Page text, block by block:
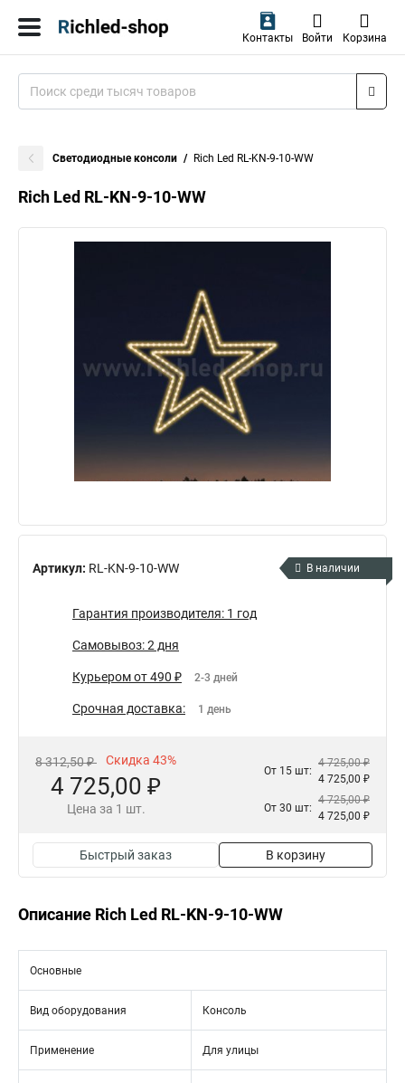
Контакты Войти Корзина
Светодиодные консоли Rich Led RL-KN-9-10-WW
Rich Led RL-KN-9-10-WW
Артикул: RL-KN-9-10-WW В наличии
Гарантия производителя: 1 год
Самовывоз: 2 дня
Курьером от 490 ₽ 2-3 дней
Срочная доставка: 1 день
8 312,50 ₽ Скидка 43%
4 725,00 ₽
Цена за 1 шт.
От 15 шт:
4 725,00 ₽
4 725,00 ₽
От 30 шт:
4 725,00 ₽
4 725,00 ₽
Быстрый заказ В корзину
Описание Rich Led RL-KN-9-10-WW
Основные
Вид оборудования Консоль
Применение Для улицы